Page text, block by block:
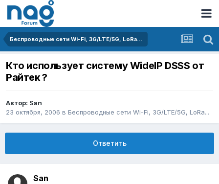
Беспроводные сети Wi-Fi, 3G/LTE/5G, LoRa...
Кто использует систему WideIP DSSS от
Райтек ?
Автор: San
23 октября, 2006 в Беспроводные сети Wi-Fi, 3G/LTE/5G, LoRa...
Ответить
San